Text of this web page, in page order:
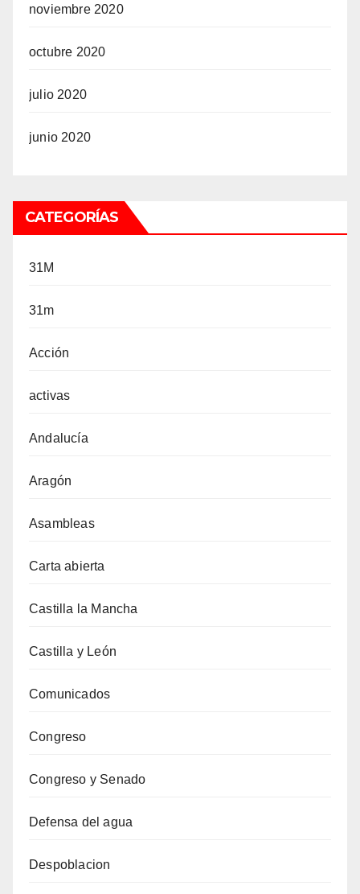
noviembre 2020
octubre 2020
julio 2020
junio 2020
CATEGORÍAS
31M
31m
Acción
activas
Andalucía
Aragón
Asambleas
Carta abierta
Castilla la Mancha
Castilla y León
Comunicados
Congreso
Congreso y Senado
Defensa del agua
Despoblacion